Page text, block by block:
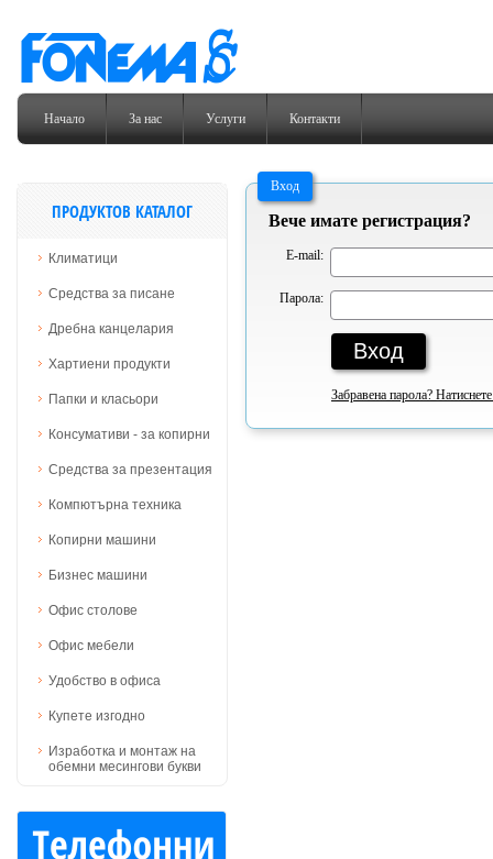
Начало За нас Услуги Контакти
ПРОДУКТОВ КАТАЛОГ
Климатици
Средства за писане
Дребна канцелария
Хартиени продукти
Папки и класьори
Консумативи - за копирни
Средства за презентация
Компютърна техника
Копирни машини
Бизнес машини
Офис столове
Офис мебели
Удобство в офиса
Купете изгодно
Изработка и монтаж на
обемни месингови букви
Вход
Вече имате регистрация?
E-mail:
Парола:
Забравена парола?